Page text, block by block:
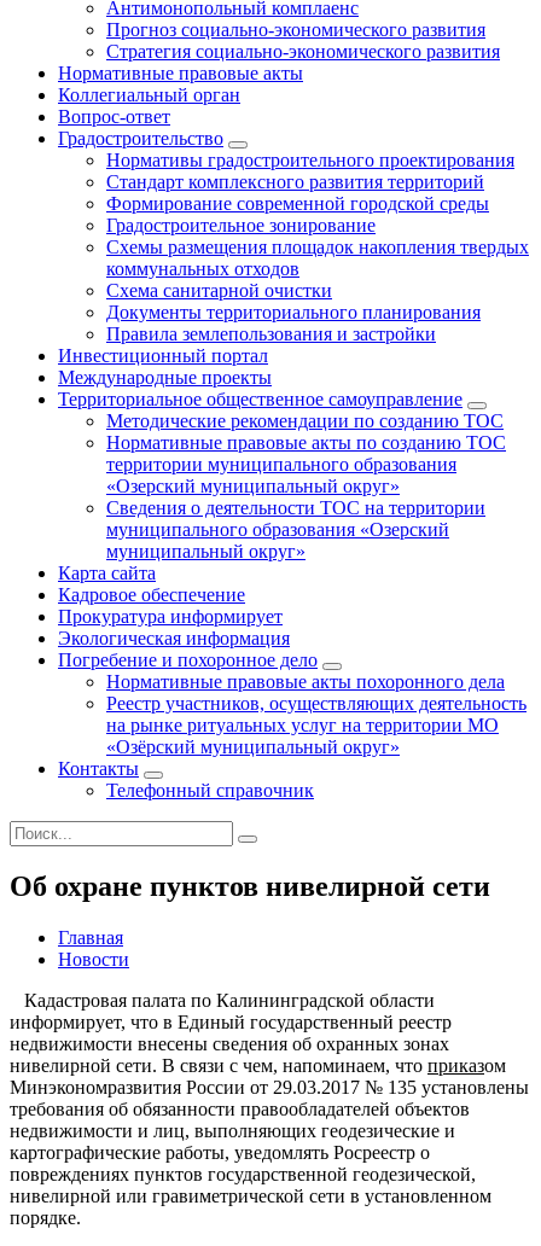
Антимонопольный комплаенс
Прогноз социально-экономического развития
Стратегия социально-экономического развития
Нормативные правовые акты
Коллегиальный орган
Вопрос-ответ
Градостроительство
Нормативы градостроительного проектирования
Стандарт комплексного развития территорий
Формирование современной городской среды
Градостроительное зонирование
Схемы размещения площадок накопления твердых
коммунальных отходов
Схема санитарной очистки
Документы территориального планирования
Правила землепользования и застройки
Инвестиционный портал
Международные проекты
Территориальное общественное самоуправление
Методические рекомендации по созданию ТОС
Нормативные правовые акты по созданию ТОС
территории муниципального образования
«Озерский муниципальный округ»
Сведения о деятельности ТОС на территории
муниципального образования «Озерский
муниципальный округ»
Карта сайта
Кадровое обеспечение
Прокуратура информирует
Экологическая информация
Погребение и похоронное дело
Нормативные правовые акты похоронного дела
Реестр участников, осуществляющих деятельность
на рынке ритуальных услуг на территории МО
«Озёрский муниципальный округ»
Контакты
Телефонный справочник
Об охране пунктов нивелирной сети
Главная
Новости
Кадастровая палата по Калининградской области
информирует, что в Единый государственный реестр
недвижимости внесены сведения об охранных зонах
нивелирной сети. В связи с чем, напоминаем, что приказом
Минэкономразвития России от 29.03.2017 № 135 установлены
требования об обязанности правообладателей объектов
недвижимости и лиц, выполняющих геодезические и
картографические работы, уведомлять Росреестр о
повреждениях пунктов государственной геодезической,
нивелирной или гравиметрической сети в установленном
порядке.